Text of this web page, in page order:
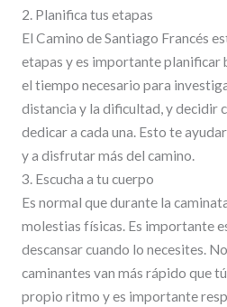
2. Planifica tus etapas
El Camino de Santiago Francés
etapas y es importante planificar
el tiempo necesario para
distancia y la dificultad, y decidir
dedicar a cada una. Esto te
y a disfrutar más del camino.
3. Escucha a tu cuerpo
Es normal que durante la
molestias físicas. Es importante
descansar cuando lo necesites.
caminantes van más rápido que
propio ritmo y es importante